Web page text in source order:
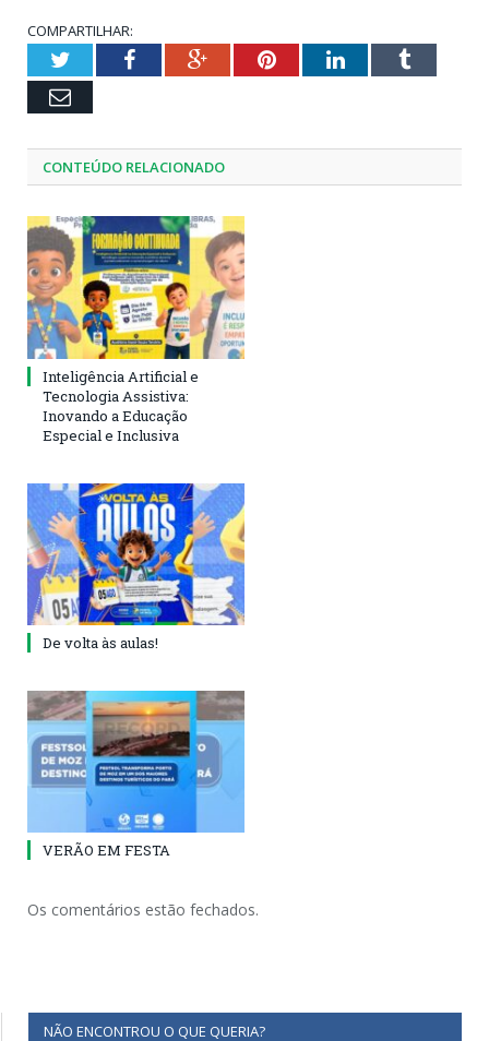
COMPARTILHAR:
TwitterFacebookGoogle+PinterestLinkedInTumblr
Email
CONTEÚDO RELACIONADO
Inteligência Artificial e
Tecnologia Assistiva:
Inovando a Educação
Especial e Inclusiva
De volta às aulas!
VERÃO EM FESTA
Os comentários estão fechados.
NÃO ENCONTROU O QUE QUERIA?